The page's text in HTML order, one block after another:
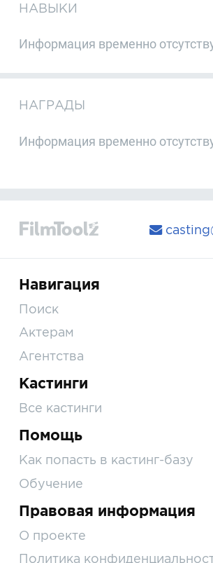
НАВЫКИ
Информация временно
НАГРАДЫ
Информация временно
Навигация
Поиск
Актерам
Агентства
Кастинги
Все кастинги
Помощь
Как попасть в кастинг-базу
Обучение
Правовая информация
О проекте
Политика